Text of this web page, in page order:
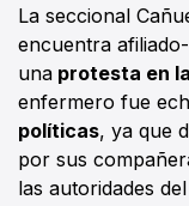
La seccional
encuentra
una protesta en
enfermero fue
políticas, ya que
por sus
las autoridades